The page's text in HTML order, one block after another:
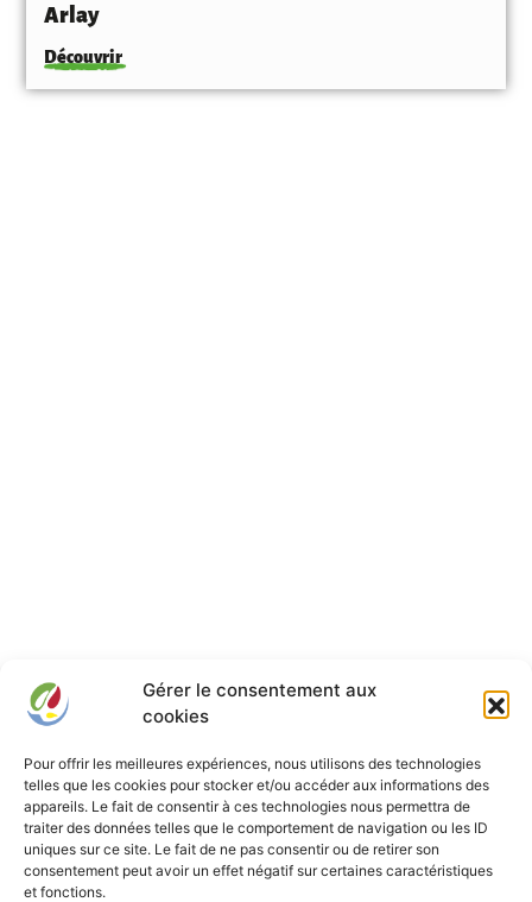
Gérer le consentement aux
cookies
Pour offrir les meilleures expériences, nous utilisons des technologies
telles que les cookies pour stocker et/ou accéder aux informations des
appareils. Le fait de consentir à ces technologies nous permettra de
traiter des données telles que le comportement de navigation ou les ID
uniques sur ce site. Le fait de ne pas consentir ou de retirer son
consentement peut avoir un effet négatif sur certaines caractéristiques
et fonctions.
Arlay
Découvrir
Franche-Comté Élevage